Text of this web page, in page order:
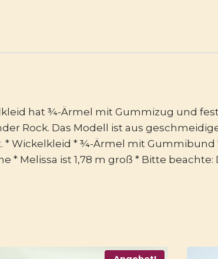
hat ¾-Ärmel mit Gummizug und
Rock. Das Modell ist aus
Wickelkleid * ¾-Ärmel mit Gummibund
Melissa ist 1,78 m groß * Bitte